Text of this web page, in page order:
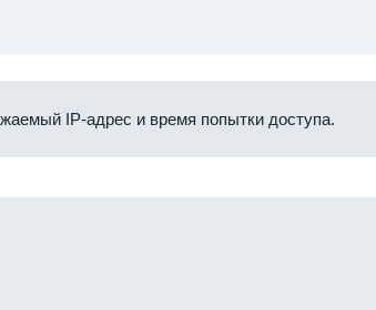
IP-адрес и время попытки доступа.